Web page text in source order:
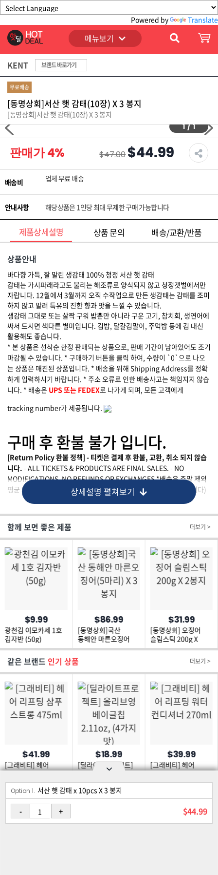
Powered by Translate
메뉴보기
KENT 브랜드 바로가기
무료배송
[동명상회]서산 햇 감태(10장) X 3 봉지
[동명상회]서산 햇 감태(10장) X 3 봉지
1 / 1
판매가4% $47.00 $44.99
배송비 업체 무료 배송
안내사항 해당상품은 1인당 최대 무제한 구매 가능합니다
제품상세설명 상품 문의 배송/교환/반품
상품안내
바다향 가득, 잘 말린 생감태 100% 청정 서산 햇 감태
감태는 가시파래라고도 불리는 해조류로 양식되지 않고 청정갯벌에서만
자랍니다. 12월에서 3월까지 오직 수작업으로 만든 생감태는 감태를 조미
하지 않고 말려 특유의 진한 향과 맛을 느낄 수 있습니다.
생감태 그대로 또는 살짝 구워 밥뿐만 아니라 구운 고기, 참치회, 생연어에
싸서 드시면 색다른 별미입니다. 김밥, 달걀김말이, 주먹밥 등에 김 대신
활용해도 좋습니다.
* 본 상품은 선착순 한정 판매되는 상품으로, 판매 기간이 남아있어도 조기
마감될 수 있습니다. * 구매하기 버튼을 클릭 하여, 수량이 `0`으로 나오
는 상품은 매진된 상품입니다. * 배송을 위해 Shipping Address를 정확
하게 입력하시기 바랍니다. * 주소 오류로 인한 배송사고는 책임지지 않습
니다. * 배송은 UPS 또는 FEDEX로 나가게 되며, 모든 고객에게
tracking number가 제공됩니다.
구매 후 환불 불가 입니다.
[Return Policy 환불 정책] - 티켓은 결제 후 환불, 교환, 취소 되지 않습
니다. - ALL TICKETS & PRODUCTS ARE FINAL SALES. - NO
MODIFICATIONS, NO REFUNDS OR EXCHANGES *배송은 주말 제외
평균 5~7일 소요됩니다 (배송업체 판매업체에 따라 달라질 수 있습니다)
상세설명 펼쳐보기
함께 보면 좋은 제품 더보기 >
$9.99
광천김 이모카세 1호
김자반 (50g)
$86.99
[동명상회]국산
동해안 마른오징어
(5마리) X 3봉지
$31.99
[동명상회] 오징어
슬림스틱 200g X
2봉지
같은 브랜드 인기 상품 더보기 >
$41.99
[그래비티] 헤어
리프팅 샴푸 스트롱
475ml
$18.99
[딜라이트프로젝트]
올리브영 베이글칩
2.11oz, (4가지 맛)
$39.99
[그래비티] 헤어
리프팅 워터 컨디셔너
270ml
Option 1. 서산 햇 감태 x 10pcs X 3 봉지
- + $44.99
로그인
이용약관 개인정보 보호정책 고객센터 제휴신청